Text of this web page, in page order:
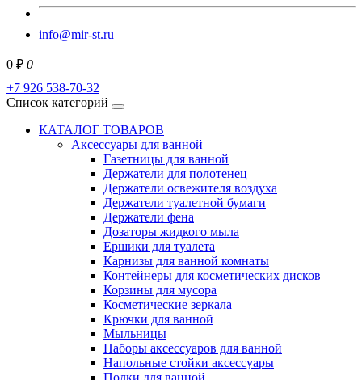
info@mir-st.ru
0 ₽ 0
+7 926 538-70-32
Список категорий
КАТАЛОГ ТОВАРОВ
Аксессуары для ванной
Газетницы для ванной
Держатели для полотенец
Держатели освежителя воздуха
Держатели туалетной бумаги
Держатели фена
Дозаторы жидкого мыла
Ершики для туалета
Карнизы для ванной комнаты
Контейнеры для косметических дисков
Корзины для мусора
Косметические зеркала
Крючки для ванной
Мыльницы
Наборы аксессуаров для ванной
Напольные стойки аксессуары
Полки для ванной